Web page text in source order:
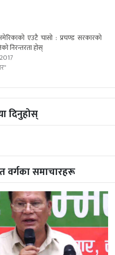
एउटै चासो : प्रचण्ड सरकारको
निरन्तरता होस्
दिनुहोस्
वर्गका समाचारहरू